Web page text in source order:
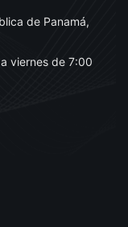
de Panamá,
viernes de 7:00